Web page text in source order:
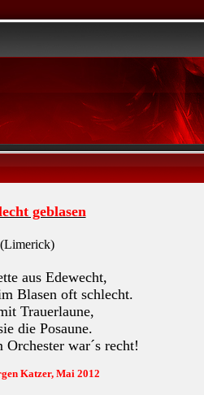
geblasen
(Limerick)
aus Edewecht,
Blasen oft schlecht.
Trauerlaune,
die Posaune.
Orchester war´s recht!
Katzer, Mai 2012